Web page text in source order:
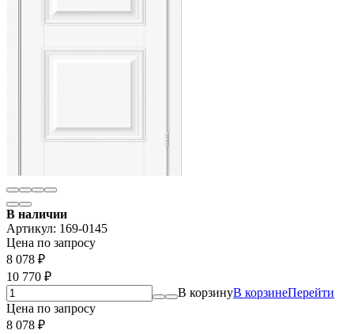
В наличии
Артикул: 169-0145
Цена по запросу
8 078 ₽
10 770 ₽
В корзинуВ корзинеПерейти
Цена по запросу
8 078 ₽